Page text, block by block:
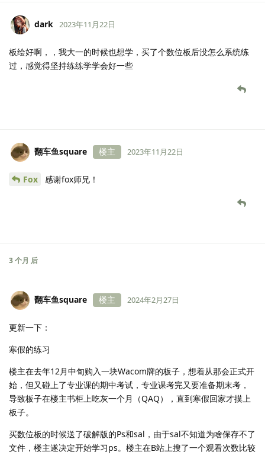
dark 2023年11月22日
板绘好啊，，我大一的时候也想学，买了个数位板后没怎么系统练
过，感觉得坚持练练学学会好一些
翻车鱼square 楼主 2023年11月22日
Fox 感谢fox师兄！
3 个月 后
翻车鱼square 楼主 2024年2月27日
更新一下：
寒假的练习
楼主在去年12月中旬购入一块Wacom牌的板子，想着从那会正式开
始，但又碰上了专业课的期中考试，专业课考完又要准备期末考，
导致板子在楼主书柜上吃灰一个月（QAQ），直到寒假回家才摸上
板子。
买数位板的时候送了破解版的Ps和sal，由于sal不知道为啥保存不了
文件，楼主遂决定开始学习ps。楼主在B站上搜了一个观看次数比较